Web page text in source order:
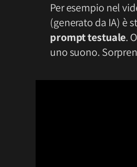
Per esempio nel
(generato da IA) è
prompt testuale.
uno suono.